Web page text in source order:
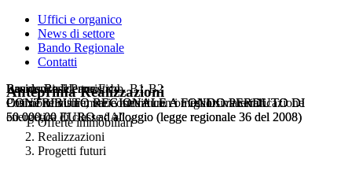
Uffici e organico
News di settore
Bando Regionale
Contatti
Laurus Residence Fabb. B1-B2
CONTRIBUTO REGIONALE A FONDO PERDUTO DI
50.000,00 EURO ad alloggio (legge regionale 36 del 2008)
Laurus Residence
CONTRIBUTO REGIONALE A FONDO PERDUTO DI
50.000,00 EURO ad alloggio (legge regionale 36 del 2008)
Residence Il Parco
Ottime rifiniture, varie metrature con esclusiva certificazione
energetica di classe “A”
Residenziale e turistico
Posizione vista mare costruiti con i migliori materiali
Anteprima Realizzazioni
Offerte immobiliari
Realizzazioni
Progetti futuri